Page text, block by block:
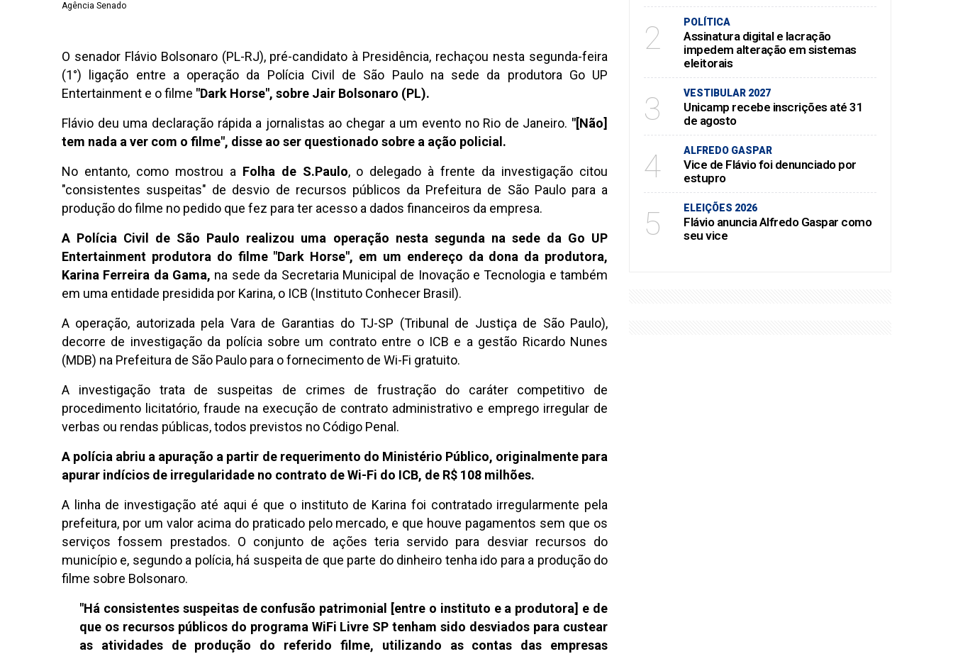
Agência Senado
O senador Flávio Bolsonaro (PL-RJ), pré-candidato à Presidência, rechaçou nesta segunda-feira
(1°) ligação entre a operação da Polícia Civil de São Paulo na sede da produtora Go UP
Entertainment e o filme "Dark Horse", sobre Jair Bolsonaro (PL).
Flávio deu uma declaração rápida a jornalistas ao chegar a um evento no Rio de Janeiro. "[Não]
tem nada a ver com o filme", disse ao ser questionado sobre a ação policial.
No entanto, como mostrou a Folha de S.Paulo, o delegado à frente da investigação citou
"consistentes suspeitas" de desvio de recursos públicos da Prefeitura de São Paulo para a
produção do filme no pedido que fez para ter acesso a dados financeiros da empresa.
A Polícia Civil de São Paulo realizou uma operação nesta segunda na sede da Go UP
Entertainment produtora do filme "Dark Horse", em um endereço da dona da produtora,
Karina Ferreira da Gama, na sede da Secretaria Municipal de Inovação e Tecnologia e também
em uma entidade presidida por Karina, o ICB (Instituto Conhecer Brasil).
A operação, autorizada pela Vara de Garantias do TJ-SP (Tribunal de Justiça de São Paulo),
decorre de investigação da polícia sobre um contrato entre o ICB e a gestão Ricardo Nunes
(MDB) na Prefeitura de São Paulo para o fornecimento de Wi-Fi gratuito.
A investigação trata de suspeitas de crimes de frustração do caráter competitivo de
procedimento licitatório, fraude na execução de contrato administrativo e emprego irregular de
verbas ou rendas públicas, todos previstos no Código Penal.
A polícia abriu a apuração a partir de requerimento do Ministério Público, originalmente para
apurar indícios de irregularidade no contrato de Wi-Fi do ICB, de R$ 108 milhões.
A linha de investigação até aqui é que o instituto de Karina foi contratado irregularmente pela
prefeitura, por um valor acima do praticado pelo mercado, e que houve pagamentos sem que os
serviços fossem prestados. O conjunto de ações teria servido para desviar recursos do
município e, segundo a polícia, há suspeita de que parte do dinheiro tenha ido para a produção do
filme sobre Bolsonaro.
"Há consistentes suspeitas de confusão patrimonial [entre o instituto e a produtora] e de
que os recursos públicos do programa WiFi Livre SP tenham sido desviados para custear
as atividades de produção do referido filme, utilizando as contas das empresas
2 POLÍTICA
Assinatura digital e lacração
impedem alteração em sistemas
eleitorais
3 VESTIBULAR 2027
Unicamp recebe inscrições até 31
de agosto
4 ALFREDO GASPAR
Vice de Flávio foi denunciado por
estupro
5 ELEIÇÕES 2026
Flávio anuncia Alfredo Gaspar como
seu vice